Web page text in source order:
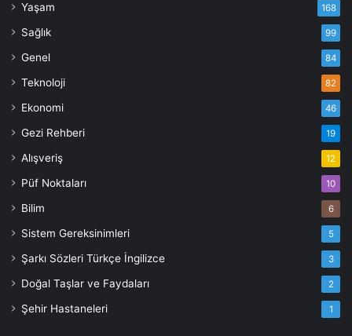
Yaşam 168
Sağlık 99
Genel 84
Teknoloji 82
Ekonomi 46
Gezi Rehberi 19
Alışveriş 12
Püf Noktaları 10
Bilim 6
Sistem Gereksinimleri 5
Şarkı Sözleri Türkçe İngilizce 3
Doğal Taşlar ve Faydaları 2
Şehir Hastaneleri 1